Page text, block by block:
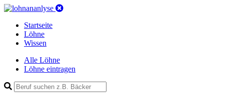
Startseite
Löhne
Wissen
Alle Löhne
Löhne eintragen